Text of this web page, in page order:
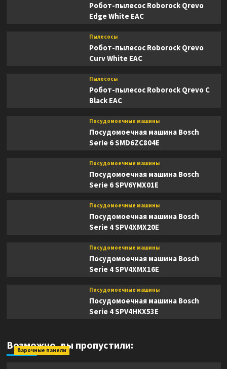
Робот-пылесос Roborock Qrevo
Edge White EAC
Пылесосы
Робот-пылесос Roborock Qrevo
Curv White EAC
Пылесосы
Робот-пылесос Roborock Qrevo C
Black EAC
Посудомоечные машины
Посудомоечная машина Bosch
Serie 6 SMD6ZC804E
Посудомоечные машины
Посудомоечная машина Bosch
Serie 6 SPV6YMX01E
Посудомоечные машины
Посудомоечная машина Bosch
Serie 4 SPV4XMX20E
Посудомоечные машины
Посудомоечная машина Bosch
Serie 4 SPV4XMX16E
Посудомоечные машины
Посудомоечная машина Bosch
Serie 4 SPV4HKX53E
Возможно, вы пропустили:
Варочные панели